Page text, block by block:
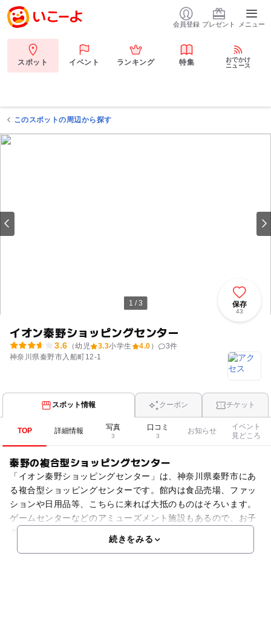
会員登録 プレゼント メニュー
スポット イベント ランキング 特集
おでかけ
ニュース
このスポットの周辺から探す
1 / 3
イオン秦野ショッピングセンター
3.6 （幼児 3.3小学生 4.0 ） 3件
神奈川県秦野市入船町12-1
保存
43
スポット情報 クーポン チケット
TOP 詳細情報 写真
3
口コミ
3
お知らせ
イベント
見どころ
秦野の複合型ショッピングセンター
「イオン秦野ショッピングセンター」は、神奈川県秦野市にあ
る複合型ショッピングセンターです。館内は食品売場、ファッ
ションや日用品等、こちらに来れば大抵のものはそろいます。
ゲームセンターなどのアミューズメント施設もあるので、お子
さんと一緒になって遊ぶことができます。もちろんレストラン
続きをみる